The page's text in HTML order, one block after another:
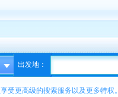
出发地：
受更高级的搜索服务以及更多特权。